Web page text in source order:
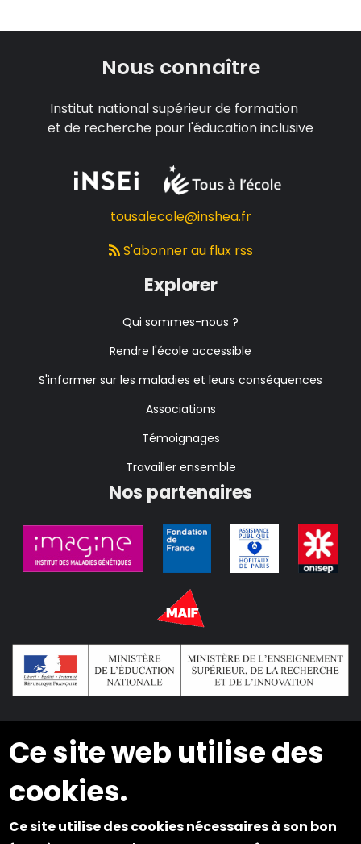
Ce site web utilise des
cookies.
Ce site utilise des cookies nécessaires à son bon
Nous connaître
Institut national supérieur de formation
et de recherche pour l'éducation inclusive
tousalecole@inshea.fr
S'abonner au flux rss
Explorer
Qui sommes-nous ?
Rendre l'école accessible
S'informer sur les maladies et leurs conséquences
Associations
Témoignages
Travailler ensemble
Nos partenaires
2024 © Copyright INSEI. Tous droits réservés
Mentions légales